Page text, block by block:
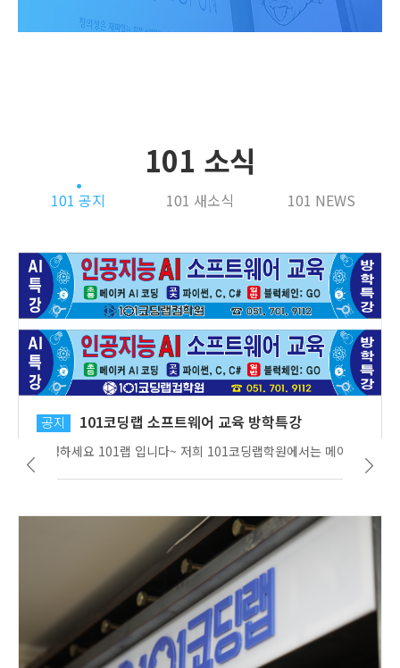
101 소식
101 공지 101 새소식 101 NEWS
공지 101코딩랩 소프트웨어 교육 방학특강